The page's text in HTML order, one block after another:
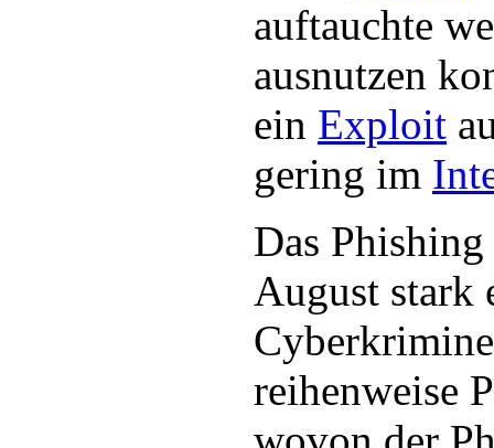
auftauchte
ausnutzen
ein Exploit
gering im
Das
August stark
reihenweise